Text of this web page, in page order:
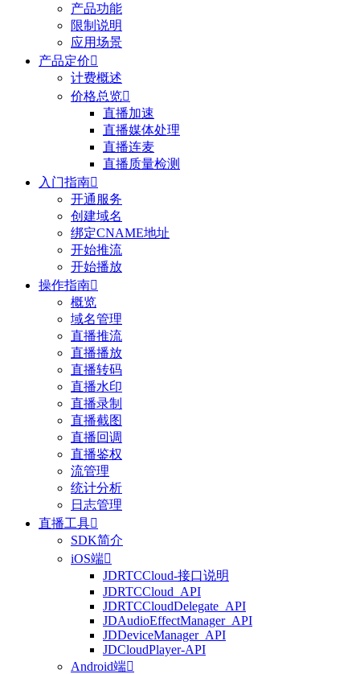
产品功能
限制说明
应用场景
产品定价
计费概述
价格总览
直播加速
直播媒体处理
直播连麦
直播质量检测
入门指南
开通服务
创建域名
绑定CNAME地址
开始推流
开始播放
操作指南
概览
域名管理
直播推流
直播播放
直播转码
直播水印
直播录制
直播截图
直播回调
直播鉴权
流管理
统计分析
日志管理
直播工具
SDK简介
iOS端
JDRTCCloud-接口说明
JDRTCCloud_API
JDRTCCloudDelegate_API
JDAudioEffectManager_API
JDDeviceManager_API
JDCloudPlayer-API
Android端